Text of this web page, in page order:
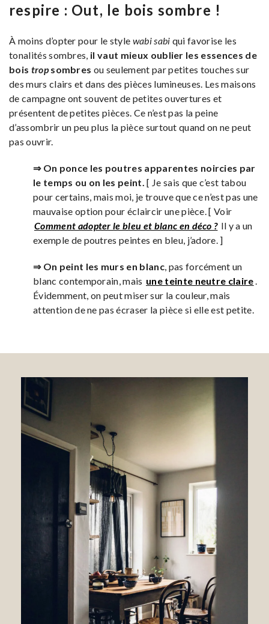
respire : Out, le bois sombre !
À moins d’opter pour le style wabi sabi qui favorise les
tonalités sombres, il vaut mieux oublier les essences de
bois tropsombres ou seulement par petites touches sur
des murs clairs et dans des pièces lumineuses. Les maisons
de campagne ont souvent de petites ouvertures et
présentent de petites pièces. Ce n’est pas la peine
d’assombrir un peu plus la pièce surtout quand on ne peut
pas ouvrir.
⇒ On ponce les poutres apparentes noircies par
le temps ou on les peint. [ Je sais que c’est tabou
pour certains, mais moi, je trouve que ce n’est pas une
mauvaise option pour éclaircir une pièce. [ Voir
Comment adopter le bleu et blanc en déco ? Il y a un
exemple de poutres peintes en bleu, j’adore. ]
⇒ On peint les murs en blanc, pas forcément un
blanc contemporain, mais une teinte neutre claire
Évidemment, on peut miser sur la couleur, mais
attention de ne pas écraser la pièce si elle est petite.